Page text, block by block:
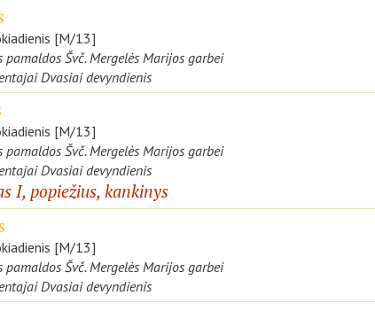
[M/13]
pamaldos Švč. Mergelės Marijos garbei
Dvasiai devyndienis
[M/13]
pamaldos Švč. Mergelės Marijos garbei
Dvasiai devyndienis
I, popiežius, kankinys
[M/13]
pamaldos Švč. Mergelės Marijos garbei
Dvasiai devyndienis